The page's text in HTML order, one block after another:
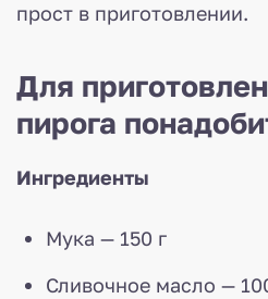
прост в приготовлении.
Для
пирога
Ингредиенты
Мука — 150 г
Сливочное масло —